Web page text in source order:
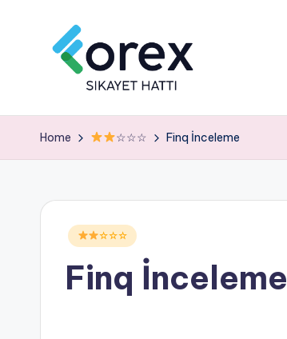
Home ☆☆☆ Finq İnceleme
Posted☆☆☆
Finq İnceleme